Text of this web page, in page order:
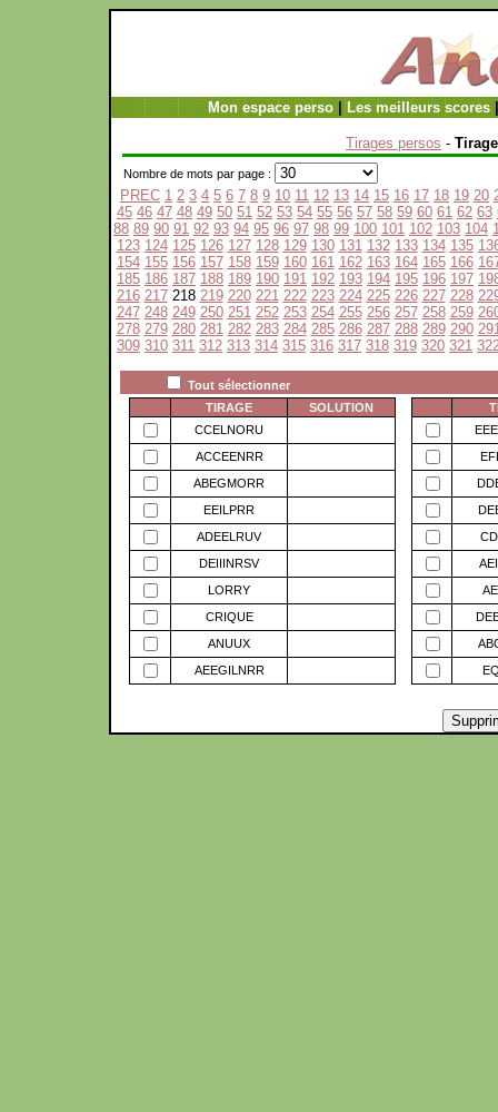
Mon espace perso| Les meilleurs scores
Tirages persos -
Nombre de mots par page :
PREC 1 2 3 4 5 6 7 8 9 10 11 12 13 14 15 16 17 18 19 20
45 46 47 48 49 50 51 52 53 54 55 56 57 58 59 60 61 62 63
88 89 90 91 92 93 94 95 96 97 98 99 100 101 102 103 104
123 124 125 126 127 128 129 130 131 132 133 134 135
154 155 156 157 158 159 160 161 162 163 164 165 166
185 186 187 188 189 190 191 192 193 194 195 196 197
216 217218 219 220 221 222 223 224 225 226 227 228
247 248 249 250 251 252 253 254 255 256 257 258 259
278 279 280 281 282 283 284 285 286 287 288 289 290
309 310 311 312 313 314 315 316 317 318 319 320 321
Tout sélectionner
TIRAGE
SOLUTION
CCELNORU
ACCEENRR
ABEGMORR
EEILPRR
ADEELRUV
DEIIINRSV
LORRY
CRIQUE
ANUUX
AEEGILNRR